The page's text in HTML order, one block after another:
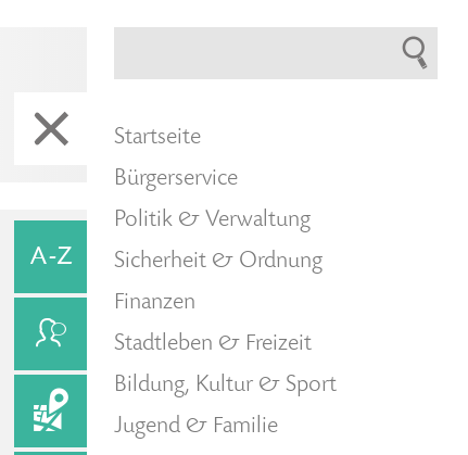
Startseite
Bürgerservice
Politik & Verwaltung
Sicherheit & Ordnung
Finanzen
Stadtleben & Freizeit
Bildung, Kultur & Sport
Jugend & Familie